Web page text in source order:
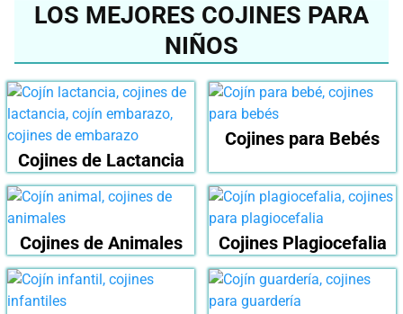
LOS MEJORES COJINES PARA
NIÑOS
Cojines de Lactancia
Cojines para Bebés
Cojines de Animales Cojines Plagiocefalia